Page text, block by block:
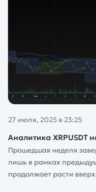
27 июля, 2025 в 23:25
Аналитика XRPUSDT
Прошедшая неделя
лишь в рамках
продолжает расти